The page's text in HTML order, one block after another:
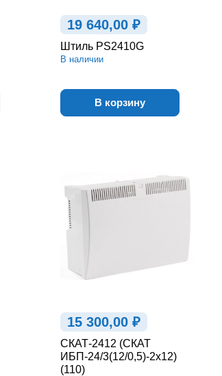
19 640,00 ₽
Штиль PS2410G
В наличии
В корзину
15 300,00 ₽
СКАТ-2412 (СКАТ
ИБП-24/3(12/0,5)-2x12)
(110)